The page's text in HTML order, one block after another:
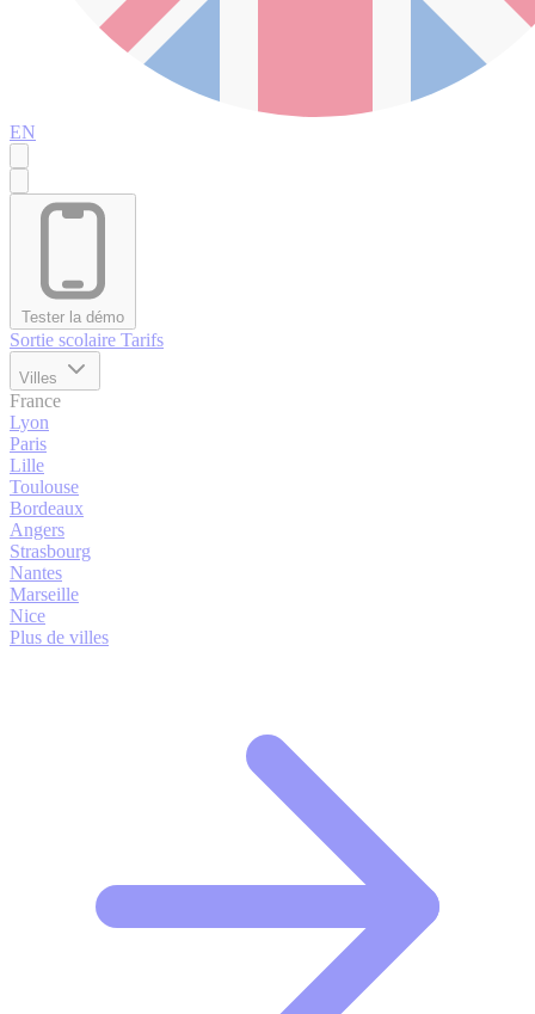
EN
Tester la démo
Sortie scolaire Tarifs
Villes
France
Lyon
Paris
Lille
Toulouse
Bordeaux
Angers
Strasbourg
Nantes
Marseille
Nice
Plus de villes